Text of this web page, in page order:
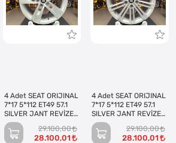
4 Adet SEAT ORIJINAL
7*17 5*112 ET49 57.1
SILVER JANT REVİZE
EDİLMİŞ (Takım)
29.100,00
28.100,01
4 Adet SEAT ORIJINAL
7*17 5*112 ET49 57.1
SILVER JANT REVİZE
EDİLMİŞ (Takım)
29.100,00
28.100,01